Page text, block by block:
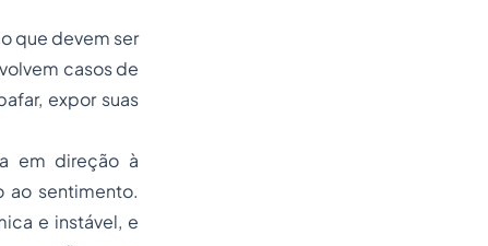
que devem ser
casos de
expor suas
em direção à
ao sentimento.
e instável, e